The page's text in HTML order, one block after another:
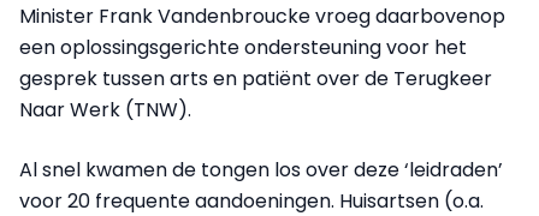
Minister Frank Vandenbroucke vroeg daarbovenop
een oplossingsgerichte ondersteuning voor het
gesprek tussen arts en patiënt over de Terugkeer
Naar Werk (TNW).
Al snel kwamen de tongen los over deze ‘leidraden’
voor 20 frequente aandoeningen. Huisartsen (o.a.